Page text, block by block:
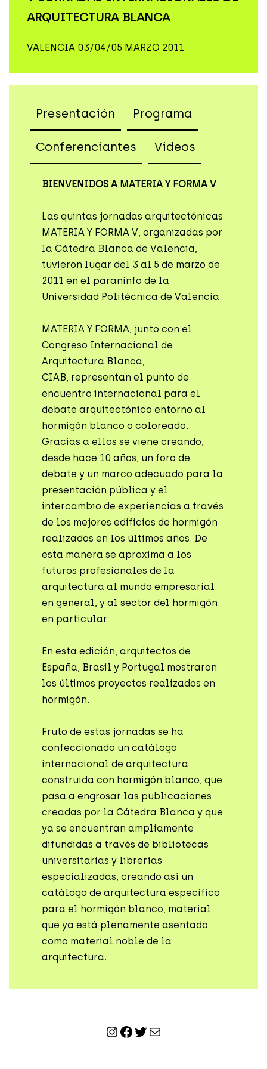
ARQUITECTURA BLANCA
VALENCIA 03/04/05 MARZO 2011
Presentación Programa
Conferenciantes Videos
BIENVENIDOS A MATERIA Y FORMA V
Las quintas jornadas arquitectónicas
MATERIA Y FORMA V, organizadas por
la Cátedra Blanca de Valencia,
tuvieron lugar del 3 al 5 de marzo de
2011 en el paraninfo de la
Universidad Politécnica de Valencia.
MATERIA Y FORMA, junto con el
Congreso Internacional de
Arquitectura Blanca,
CIAB, representan el punto de
encuentro internacional para el
debate arquitectónico entorno al
hormigón blanco o coloreado.
Gracias a ellos se viene creando,
desde hace 10 años, un foro de
debate y un marco adecuado para la
presentación pública y el
intercambio de experiencias a través
de los mejores edificios de hormigón
realizados en los últimos años. De
esta manera se aproxima a los
futuros profesionales de la
arquitectura al mundo empresarial
en general, y al sector del hormigón
en particular.
En esta edición, arquitectos de
España, Brasil y Portugal mostraron
los últimos proyectos realizados en
hormigón.
Fruto de estas jornadas se ha
confeccionado un catálogo
internacional de arquitectura
construida con hormigón blanco, que
pasa a engrosar las publicaciones
creadas por la Cátedra Blanca y que
ya se encuentran ampliamente
difundidas a través de bibliotecas
universitarias y librerías
especializadas, creando así un
catálogo de arquitectura especifico
para el hormigón blanco, material
que ya está plenamente asentado
como material noble de la
arquitectura.
Instagram
Facebook
Twitter
Correo electrónico